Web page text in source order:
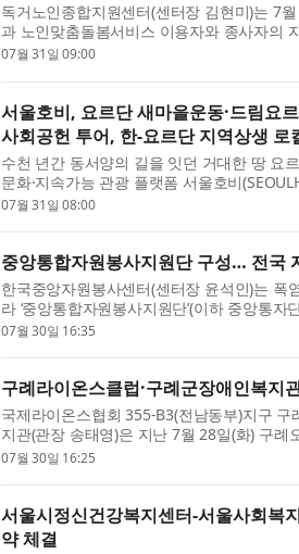
독거노인종합지원센터(센터장 김현미)는 7
과 노인맞춤돌봄서비스 이용자와 종사자의
무협약(MOU)을 체결했다. 노인맞춤돌봄서
07월 31일 09:00
서울호비, 요르단 새마을운동·드림요
사회공헌 투어, 한-요르단 지역상생 로
수천 년간 동서양의 길을 잇던 거대한 땅 요
문화·지속가능 관광 플랫폼 서울호비
현지 ‘요르단 새마을운동/한-요르단 포럼
07월 31일 08:00
중앙통합자원봉사지원단 구성… 전국
한국중앙자원봉사센터(센터장 윤석인)는
라 ‘중앙통합자원봉사지원단’(이하 중앙통
재난 취약계층 밀착 지원에 나선다고 밝혔
07월 30일 16:35
구례라이온스클럽·구례군장애인복지
국제라이온스협회 355-B3(전남동부)지구
지관(관장 송태영)은 지난 7월 28일(화) 구
민 및 관광객들을 대상으로 ‘시원한 나눔’
07월 30일 16:25
서울시정신건강복지센터-서울사회복
약 체결